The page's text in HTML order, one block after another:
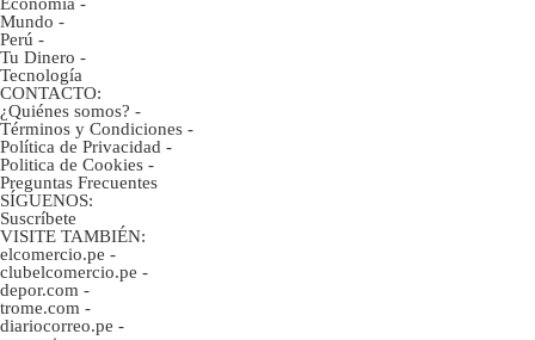
Mundo -
Perú -
Tu Dinero -
Tecnología
CONTACTO:
¿Quiénes somos? -
Términos y Condiciones -
Política de Privacidad -
Politica de Cookies -
Preguntas Frecuentes
SÍGUENOS:
Suscríbete
VISITE TAMBIÉN:
elcomercio.pe -
clubelcomercio.pe -
depor.com -
trome.com -
diariocorreo.pe -